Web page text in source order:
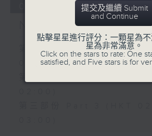
08/08/2026
Night Music 長夜
第一部份 Part 1 (HKT
01:00)
提交及繼續 Submit
and Continue
點擊星星進行評分：一顆星為
星為非常滿意。
Click on the stars to rate: One
satisfied, and Five stars is for